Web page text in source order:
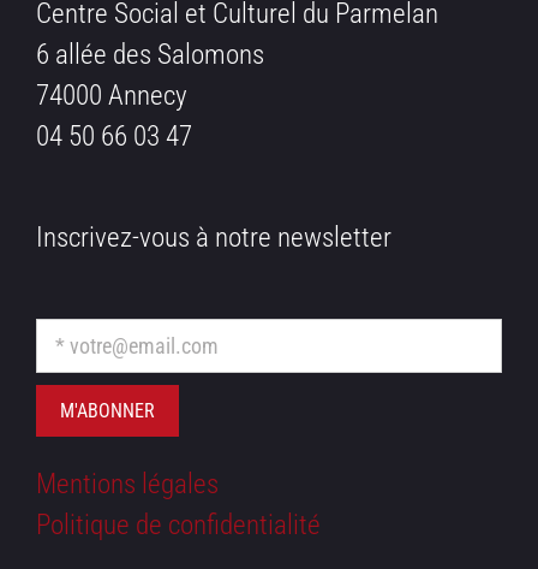
Centre Social et Culturel du Parmelan
6 allée des Salomons
74000 Annecy
04 50 66 03 47
Inscrivez-vous à notre newsletter
Mentions légales
Politique de confidentialité